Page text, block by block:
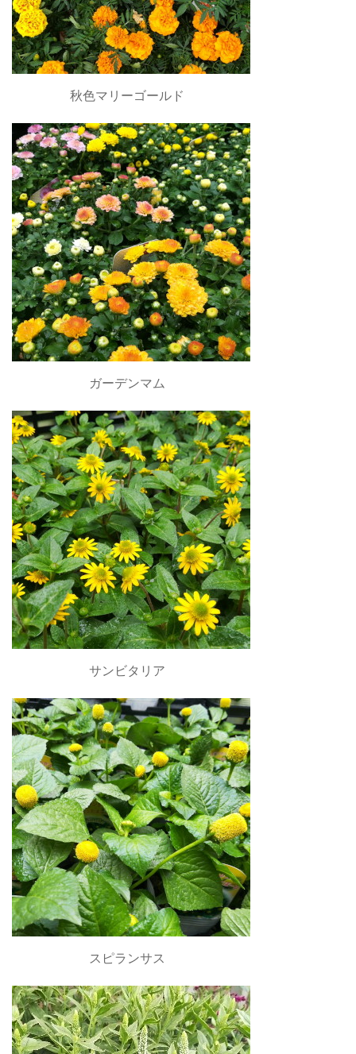
秋色マリーゴールド
ガーデンマム
サンビタリア
スピランサス